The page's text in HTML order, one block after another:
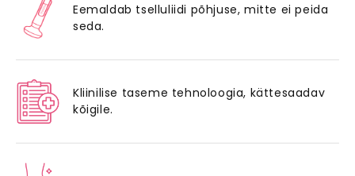
Eemaldab tselluliidi põhjuse, mitte ei peida
seda.
Kliinilise taseme tehnoloogia, kättesaadav
kõigile.